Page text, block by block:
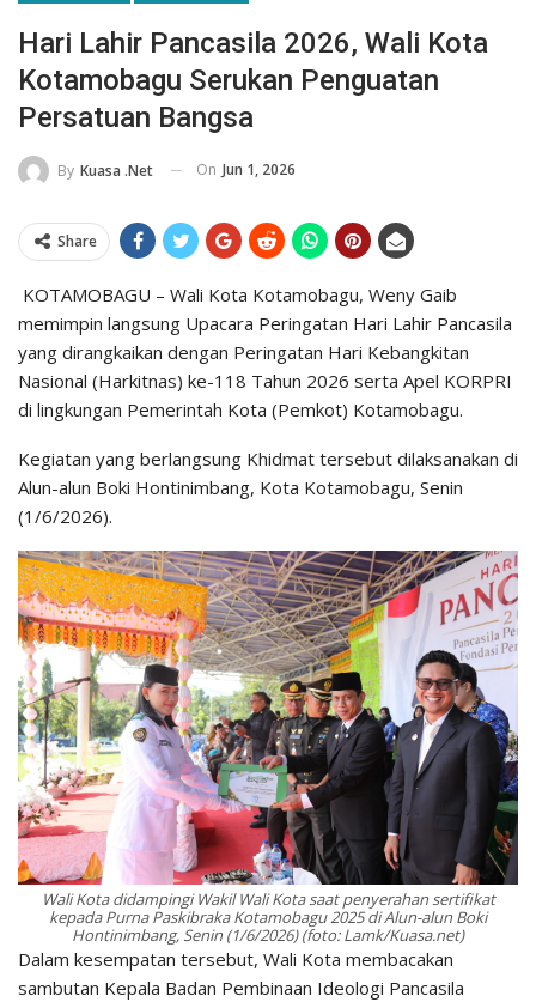
Hari Lahir Pancasila 2026, Wali Kota
Kotamobagu Serukan Penguatan
Persatuan Bangsa
By Kuasa .net On Jun 1, 2026
Share
KOTAMOBAGU – Wali Kota Kotamobagu, Weny Gaib
memimpin langsung Upacara Peringatan Hari Lahir Pancasila
yang dirangkaikan dengan Peringatan Hari Kebangkitan
Nasional (Harkitnas) ke-118 Tahun 2026 serta Apel KORPRI
di lingkungan Pemerintah Kota (Pemkot) Kotamobagu.
Kegiatan yang berlangsung Khidmat tersebut dilaksanakan di
Alun-alun Boki Hontinimbang, Kota Kotamobagu, Senin
(1/6/2026).
Wali Kota didampingi Wakil Wali Kota saat penyerahan sertifikat
kepada Purna Paskibraka Kotamobagu 2025 di Alun-alun Boki
Hontinimbang, Senin (1/6/2026) (foto: Lamk/Kuasa.net)
Dalam kesempatan tersebut, Wali Kota membacakan
sambutan Kepala Badan Pembinaan Ideologi Pancasila